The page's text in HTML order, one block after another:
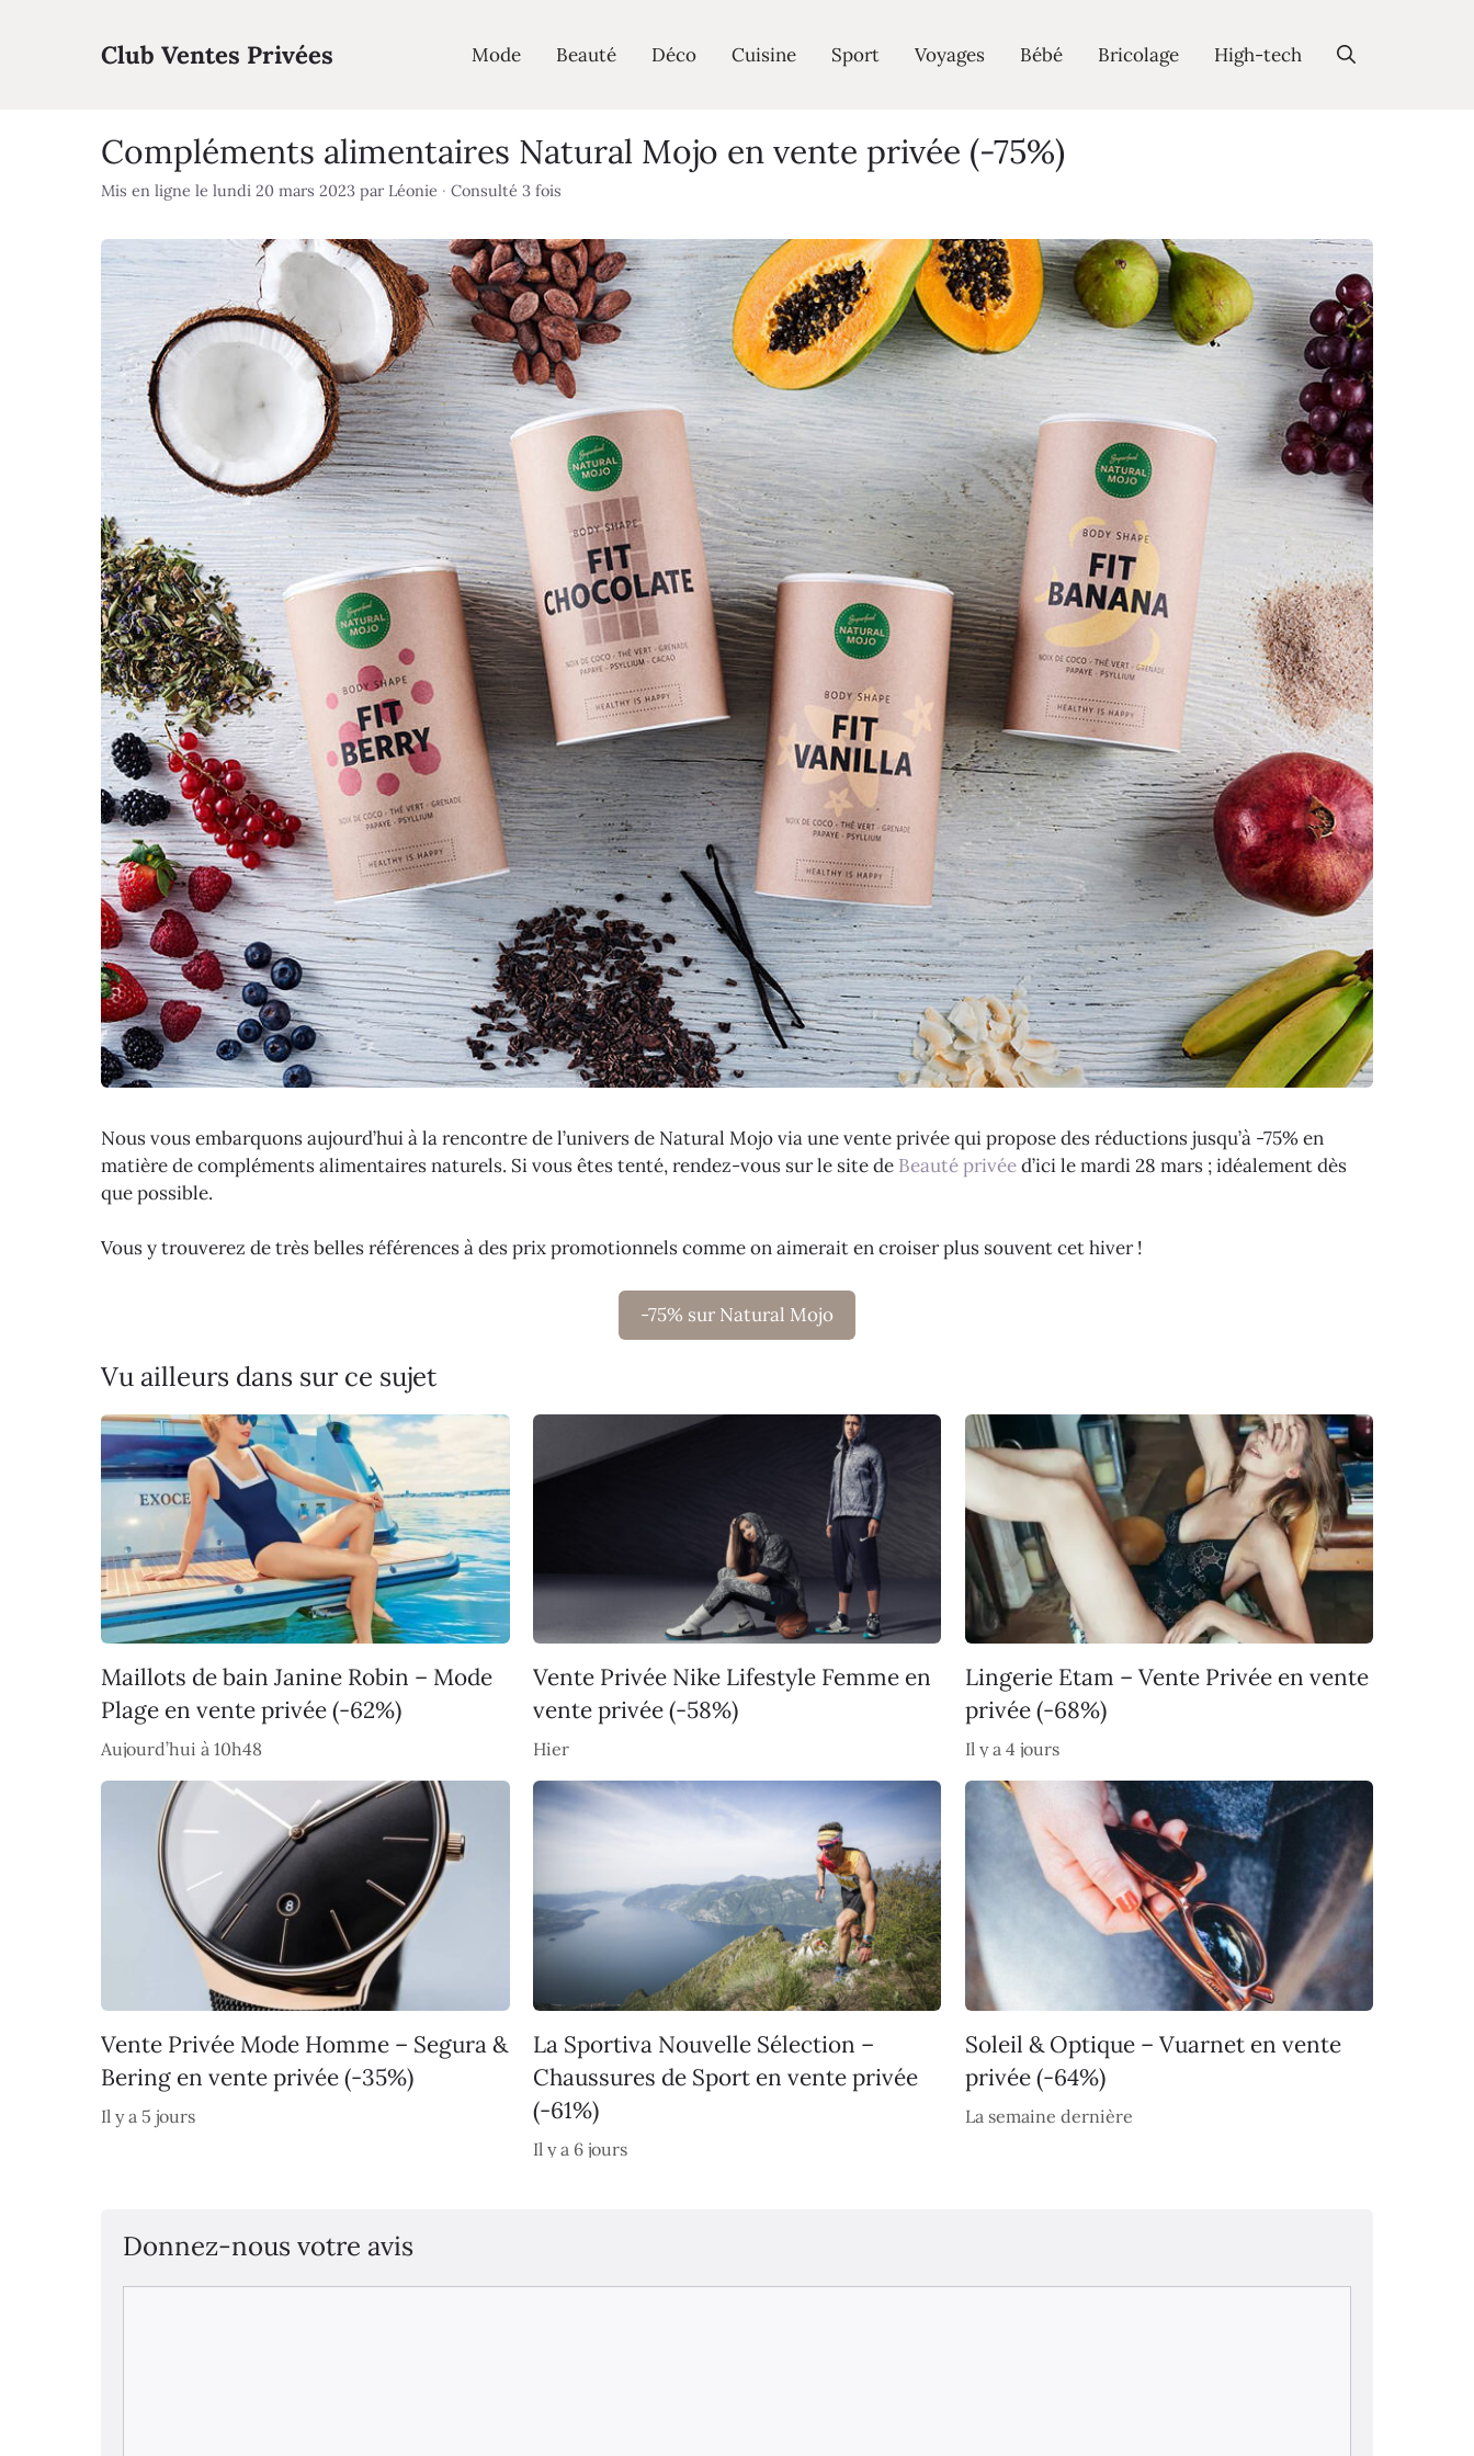
Club Ventes Privées Mode Beauté Déco Cuisine Sport Voyages Bébé Bricolage High-tech
Compléments alimentaires Natural Mojo en vente privée (-75%)
Mis en ligne le lundi 20 mars 2023 par Léonie · Consulté 3 fois
Nous vous embarquons aujourd’hui à la rencontre de l’univers de Natural Mojo via une vente privée qui propose des réductions jusqu’à -75% en
matière de compléments alimentaires naturels. Si vous êtes tenté, rendez-vous sur le site de Beauté privéed’ici le mardi 28 mars ; idéalement dès
que possible.
Vous y trouverez de très belles références à des prix promotionnels comme on aimerait en croiser plus souvent cet hiver !
-75% sur Natural Mojo
Vu ailleurs dans sur ce sujet
Maillots de bain Janine Robin – Mode
Plage en vente privée (-62%)
Aujourd’hui à 10h48
Vente Privée Nike Lifestyle Femme en
vente privée (-58%)
Hier
Lingerie Etam – Vente Privée en vente
privée (-68%)
Il y a 4 jours
Vente Privée Mode Homme – Segura &
Bering en vente privée (-35%)
Il y a 5 jours
La Sportiva Nouvelle Sélection –
Chaussures de Sport en vente privée
(-61%)
Il y a 6 jours
Soleil & Optique – Vuarnet en vente
privée (-64%)
La semaine dernière
Donnez-nous votre avis